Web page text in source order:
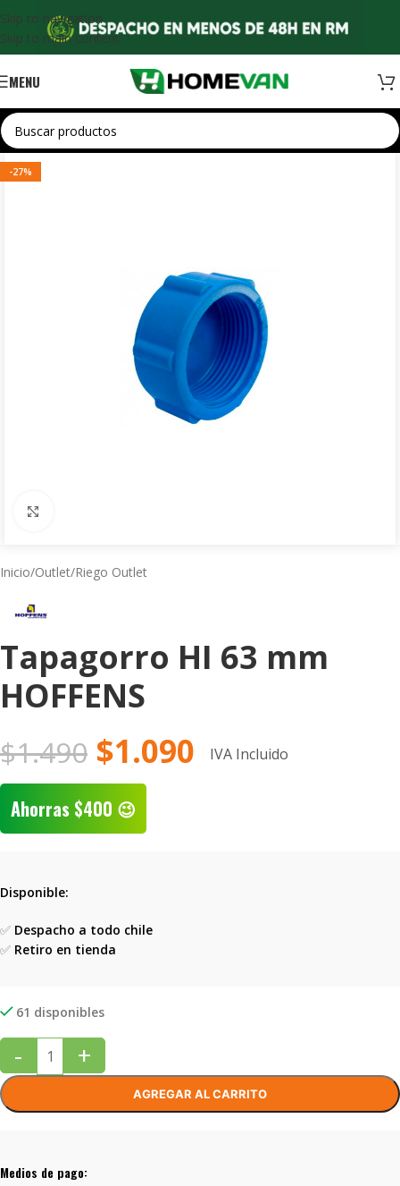
Skip to navigation
Skip to main content
MENU
-27%
Inicio/Outlet/Riego Outlet
Tapagorro HI 63 mm
HOFFENS
$1.490 $1.090 IVA Incluido
Ahorras $400 😉
Disponible:
✅ Despacho a todo chile
✅ Retiro en tienda
61 disponibles
- +
AGREGAR AL CARRITO
Medios de pago: